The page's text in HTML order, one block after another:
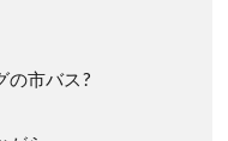
の市バス?